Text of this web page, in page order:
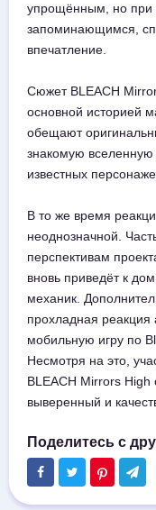
упрощённым, но при
запоминающимся,
впечатление.
Сюжет BLEACH
основной историей
обещают
знакомую
известных
В то же время
неоднозначной.
перспективам
вновь приведёт к
механик.
прохладная
мобильную игру по
Несмотря на это,
BLEACH Mirrors
выверенный и